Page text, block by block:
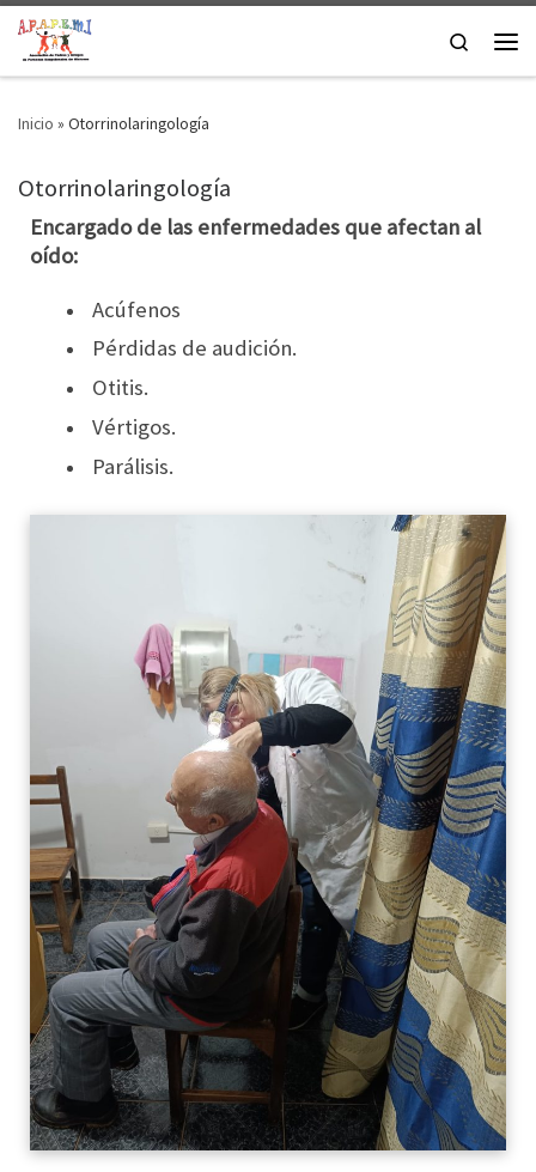
Saltar al contenido
Search
Inicio » Otorrinolaringología
Otorrinolaringología
Encargado de las enfermedades que afectan al
oído:
Acúfenos
Pérdidas de audición.
Otitis.
Vértigos.
Parálisis.